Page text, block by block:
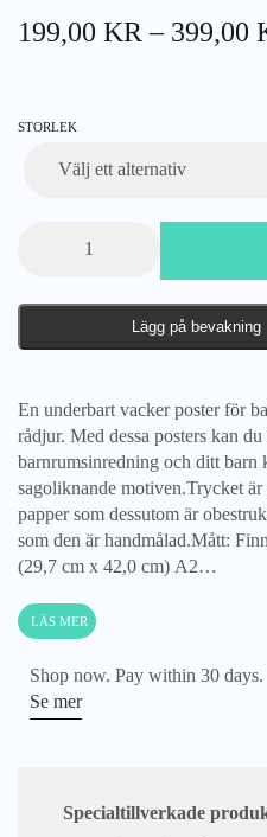
199,00 KR – 399,00
STORLEK
poster
Lägg på bevakning
En underbart vacker poster för
rådjur. Med dessa posters kan
barnrumsinredning och ditt barn
sagoliknande motiven.Trycket
papper som dessutom är
som den är handmålad.Mått:
(29,7 cm x 42,0 cm) A2…
LÄS MER
Shop now. Pay within 30 days.
Se mer
Specialtillverkade